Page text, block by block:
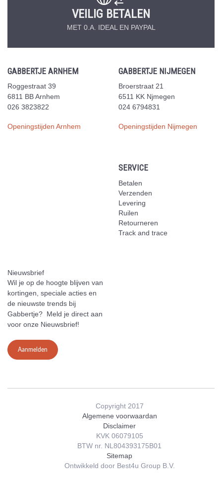
VEILIG BETALEN
MET 0.A. IDEAL EN PAYPAL
GABBERTJE ARNHEM
Roggestraat 39
6811 BB Arnhem
026 3823822
Openingstijden Arnhem
GABBERTJE NIJMEGEN
Broerstraat 21
6511 KK Njmegen
024 6794831
Openingstijden Nijmegen
SERVICE
Betalen
Verzenden
Levering
Ruilen
Retourneren
Track and trace
Nieuwsbrief
Wil je op de hoogte blijven van
kortingen, speciale acties en
de nieuwste trends bij
Gabbertje? Meld je direct aan
voor onze Nieuwsbrief!
Aanmelden
Copyright 2017
Algemene voorwaardan
Disclaimer
KVK 06079105
BTW nr. NL804393175B01
Sitemap
Ontwikkeld door Best4u Group B.V.